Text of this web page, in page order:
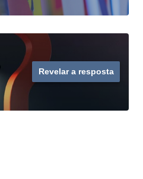
Revelar a resposta